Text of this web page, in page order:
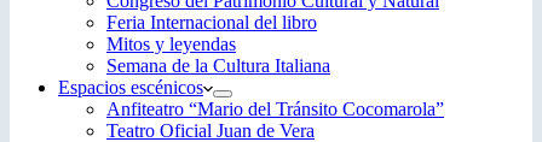
Feria Internacional del libro
Mitos y leyendas
Semana de la Cultura Italiana
Espacios escénicos
Anfiteatro “Mario del Tránsito Cocomarola”
Teatro Oficial Juan de Vera